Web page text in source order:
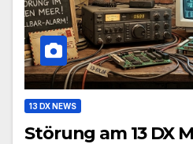
13 DX NEWS
Störung am 13 DX